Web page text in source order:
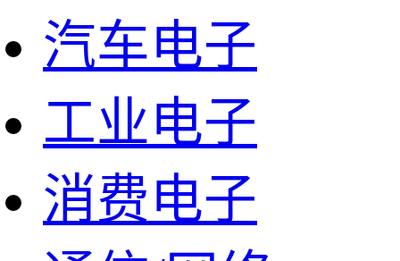
汽车电子
工业电子
消费电子